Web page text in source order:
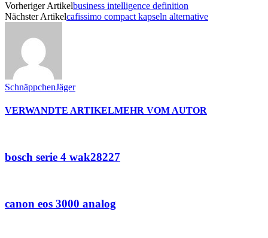
Vorheriger Artikelbusiness intelligence definition
Nächster Artikelcafissimo compact kapseln alternative
SchnäppchenJäger
VERWANDTE ARTIKELMEHR VOM AUTOR
bosch serie 4 wak28227
canon eos 3000 analog